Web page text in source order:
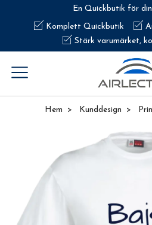
En Quickbutik för
Komplett Quickbutik
Stärk varumärket,
Hem Kunddesign